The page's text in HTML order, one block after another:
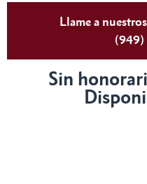
Llame a
(949)
Sin